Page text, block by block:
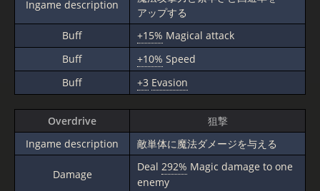
Ingame description
アップする
Buff
+15% Magical attack
Buff
+10% Speed
Buff
+3 Evasion
Overdrive
狙撃
Ingame description
敵単体に魔法ダメージを与える
Damage
Deal 292% Magic damage to one
enemy